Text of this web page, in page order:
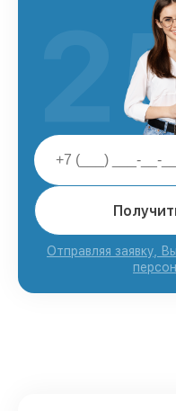
Отправляя заявку,